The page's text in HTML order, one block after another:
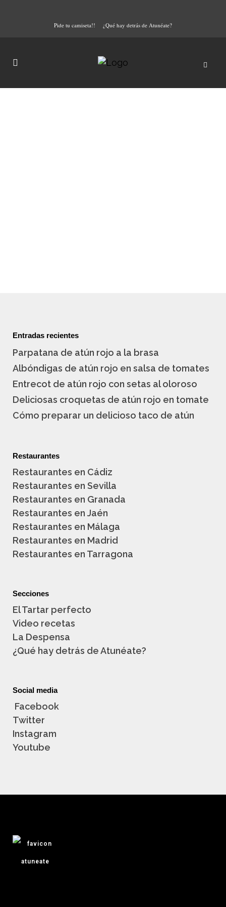
Pide tu camiseta!! ¿Qué hay detrás de Atunéate?
Entradas recientes
Parpatana de atún rojo a la brasa
Albóndigas de atún rojo en salsa de tomates
Entrecot de atún rojo con setas al oloroso
Deliciosas croquetas de atún rojo en tomate
Cómo preparar un delicioso taco de atún
Restaurantes
Restaurantes en Cádiz
Restaurantes en Sevilla
Restaurantes en Granada
Restaurantes en Jaén
Restaurantes en Málaga
Restaurantes en Madrid
Restaurantes en Tarragona
Secciones
El Tartar perfecto
Video recetas
La Despensa
¿Qué hay detrás de Atunéate?
Social media
Facebook
Twitter
Instagram
Youtube